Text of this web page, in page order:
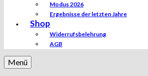
Modus 2026
Ergebnisse der letzten Jahre
Shop
Widerrufsbelehrung
AGB
Menü